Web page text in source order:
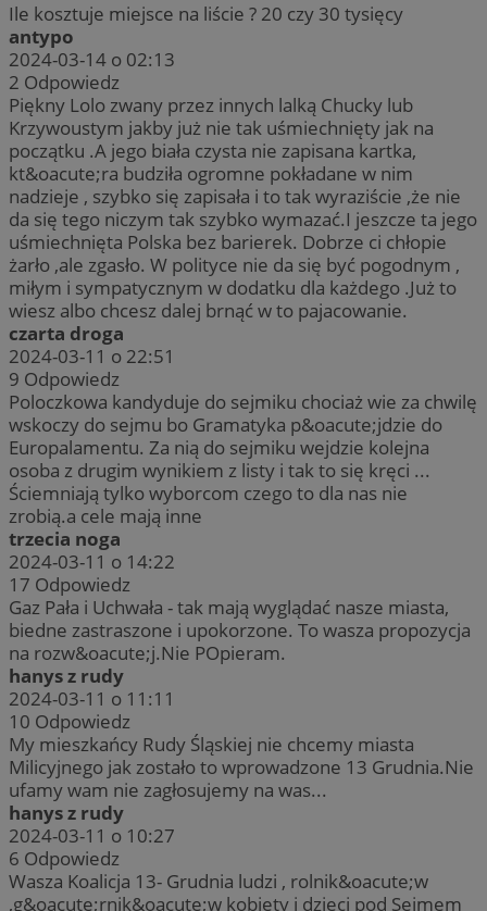
Ile kosztuje miejsce na liście ? 20 czy 30 tysięcy
antypo
2024-03-14 o 02:13
2 Odpowiedz
Piękny Lolo zwany przez innych lalką Chucky lub
Krzywoustym jakby już nie tak uśmiechnięty jak na
początku .A jego biała czysta nie zapisana kartka,
kt&oacute;ra budziła ogromne pokładane w nim
nadzieje , szybko się zapisała i to tak wyraziście ,że nie
da się tego niczym tak szybko wymazać.I jeszcze ta jego
uśmiechnięta Polska bez barierek. Dobrze ci chłopie
żarło ,ale zgasło. W polityce nie da się być pogodnym ,
miłym i sympatycznym w dodatku dla każdego .Już to
wiesz albo chcesz dalej brnąć w to pajacowanie.
czarta droga
2024-03-11 o 22:51
9 Odpowiedz
Poloczkowa kandyduje do sejmiku chociaż wie za chwilę
wskoczy do sejmu bo Gramatyka p&oacute;jdzie do
Europalamentu. Za nią do sejmiku wejdzie kolejna
osoba z drugim wynikiem z listy i tak to się kręci ...
Ściemniają tylko wyborcom czego to dla nas nie
zrobią.a cele mają inne
trzecia noga
2024-03-11 o 14:22
17 Odpowiedz
Gaz Pała i Uchwała - tak mają wyglądać nasze miasta,
biedne zastraszone i upokorzone. To wasza propozycja
na rozw&oacute;j.Nie POpieram.
hanys z rudy
2024-03-11 o 11:11
10 Odpowiedz
My mieszkańcy Rudy Śląskiej nie chcemy miasta
Milicyjnego jak zostało to wprowadzone 13 Grudnia.Nie
ufamy wam nie zagłosujemy na was...
hanys z rudy
2024-03-11 o 10:27
6 Odpowiedz
Wasza Koalicja 13- Grudnia ludzi , rolnik&oacute;w
,g&oacute;rnik&oacute;w kobiety i dzieci pod Sejmem